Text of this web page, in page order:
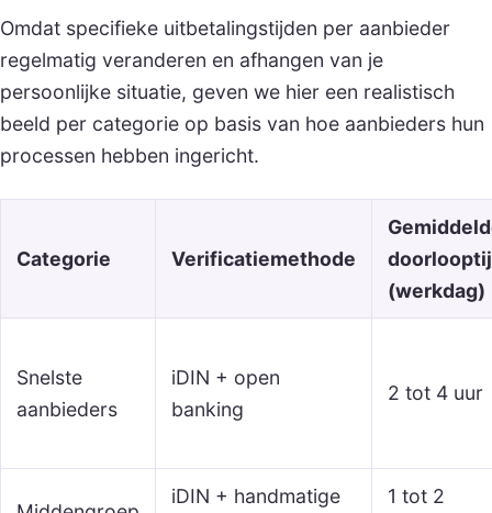
Omdat specifieke uitbetalingstijden per aanbieder
regelmatig veranderen en afhangen van je
persoonlijke situatie, geven we hier een realistisch
beeld per categorie op basis van hoe aanbieders hun
processen hebben ingericht.
Categorie Verificatiemethode
(werkdag)
Snelste
aanbieders
iDIN + open
banking
2 tot 4 uur
iDIN + handmatige 1 tot 2